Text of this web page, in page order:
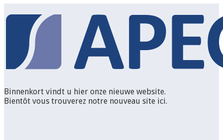
Binnenkort vindt u hier onze nieuwe website.
Bientôt vous trouverez notre nouveau site ici.